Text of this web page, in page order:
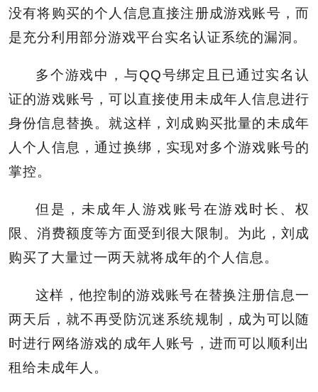
没有将购买的个人信息直接注册成游戏账号，而
是充分利用部分游戏平台实名认证系统的漏洞。
多个游戏中，与QQ号绑定且已通过实名认
证的游戏账号，可以直接使用未成年人信息进行
身份信息替换。就这样，刘成购买批量的未成年
人个人信息，通过换绑，实现对多个游戏账号的
掌控。
但是，未成年人游戏账号在游戏时长、权
限、消费额度等方面受到很大限制。为此，刘成
购买了大量过一两天就将成年的个人信息。
这样，他控制的游戏账号在替换注册信息一
两天后，就不再受防沉迷系统规制，成为可以随
时进行网络游戏的成年人账号，进而可以顺利出
租给未成年人。